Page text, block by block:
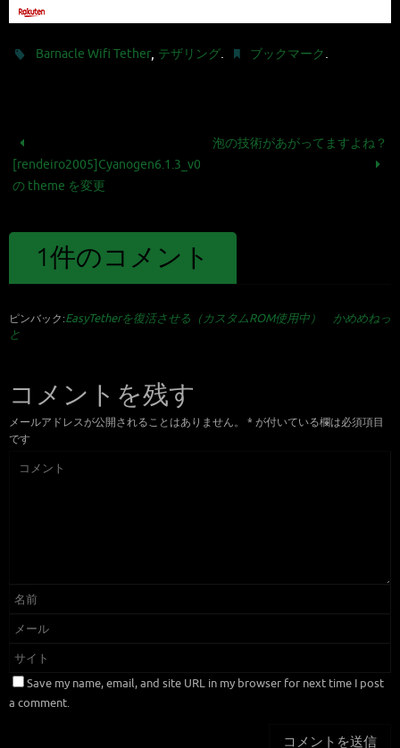
Barnacle Wifi Tether, テザリング. ブックマーク.
[rendeiro2005]Cyanogen6.1.3_v01
の theme を変更
泡の技術があがってますよね？
1件のコメント
ピンバック:EasyTetherを復活させる（カスタムROM使用中） かめめねっ
と
コメントを残す
メールアドレスが公開されることはありません。 * が付いている欄は必須項目
です
Save my name, email, and site URL in my browser for next time I post
a comment.